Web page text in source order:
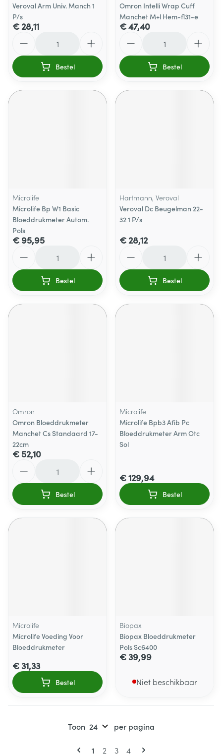
Veroval Arm Univ. Manch 1
P/s
€ 28,11
Bestel
Omron Intelli Wrap Cuff
Manchet M+l Hem-fl31-e
€ 47,40
Bestel
Microlife
Microlife Bp W1 Basic
Bloeddrukmeter Autom.
Pols
€ 95,95
Bestel
Hartmann, Veroval
Veroval Dc Beugelman 22-
32 1 P/s
€ 28,12
Bestel
Omron
Omron Bloeddrukmeter
Manchet Cs Standaard 17-
22cm
€ 52,10
Bestel
Microlife
Microlife Bpb3 Afib Pc
Bloeddrukmeter Arm Otc
Sol
€ 129,94
Bestel
Microlife
Microlife Voeding Voor
Bloeddrukmeter
€ 31,33
Bestel
Biopax
Biopax Bloeddrukmeter
Pols Sc6400
€ 39,99
Niet beschikbaar
Pagina's
U lees momenteel pagina
1 Pagina
2 Pagina
3 Pagina
4
Toon per pagina